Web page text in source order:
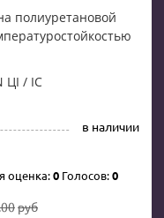
полиуретановой
ЦI / IС
в наличии
оценка:0 Голосов:0
руб